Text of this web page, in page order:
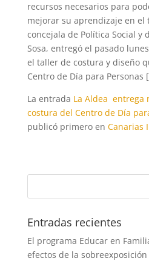
recursos necesarios para
mejorar su aprendizaje en el
concejala de Política Social y
Sosa, entregó el pasado
el taller de costura y diseño
Centro de Día para Personas
La entrada La Aldea entrega
costura del Centro de Día
publicó primero en Canarias
Entradas recientes
El programa Educar en
efectos de la